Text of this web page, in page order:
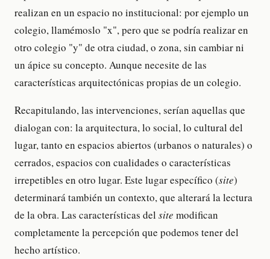
realizan en un espacio no institucional: por ejemplo un
colegio, llamémoslo "x", pero que se podría realizar en
otro colegio "y" de otra ciudad, o zona, sin cambiar ni
un ápice su concepto. Aunque necesite de las
características arquitectónicas propias de un colegio.
Recapitulando, las intervenciones, serían aquellas que
dialogan con: la arquitectura, lo social, lo cultural del
lugar, tanto en espacios abiertos (urbanos o naturales) o
cerrados, espacios con cualidades o características
irrepetibles en otro lugar. Este lugar específico (site)
determinará también un contexto, que alterará la lectura
de la obra. Las características del site modifican
completamente la percepción que podemos tener del
hecho artístico.